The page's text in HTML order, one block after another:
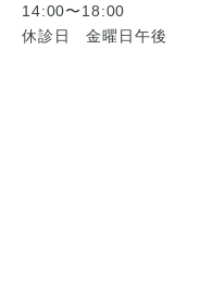
14:00〜18:00
休診日 金曜日午後